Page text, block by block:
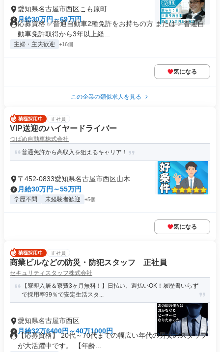
愛知県名古屋市西区こも原町
月給30万円～69万円
応募資格 ✅普通自動車2種免許をお持ちの方 または ✅普通自
動車免許取得から3年以上経...
主婦・主夫歓迎 +16個
気になる
この企業の類似求人を見る
正社員
VIP送迎のハイヤードライバー
つばめ自動車株式会社
普通免許から高収入を狙えるキャリア！
〒452-0833愛知県名古屋市西区山木
月給30万円～55万円
学歴不問 未経験者歓迎 +5個
気になる
正社員
商業ビルなどの防災・防犯スタッフ 正社員
セキュリティスタッフ株式会社
【寮即入居＆寮費3ヶ月無料！】日払い、週払いOK！履歴書いらず
で採用率99％で安定生活スタ...
愛知県名古屋市西区
月給32万6400円～40万1000円
【応募資格】 20代～70代までの幅広い年代の男女のスタッフ
が大活躍中です。 【年齢...